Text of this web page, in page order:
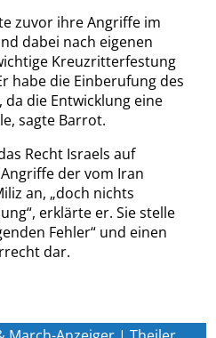
zuvor ihre Angriffe im
dabei nach eigenen
Kreuzritterfestung
habe die Einberufung des
die Entwicklung eine
sagte Barrot.
Recht Israels auf
der vom Iran
an, „doch nichts
erklärte er. Sie stelle
Fehler“ und einen
dar.